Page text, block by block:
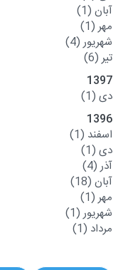
آبان (1)
مهر (1)
شهریور (4)
تیر (6)
1397
دی (1)
1396
اسفند (1)
دی (1)
آذر (4)
آبان (18)
مهر (1)
شهریور (1)
مرداد (1)